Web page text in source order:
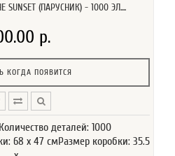
SUNSET (ПАРУСНИК) - 1000 ЭЛ....
р.
КОГДА ПОЯВИТСЯ
деталей: 1000
68 х 47 смРазмер коробки: 35.5